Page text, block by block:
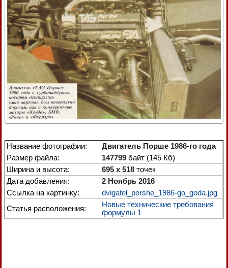
Название фотографии:
Двигатель Порше 1986-го года
Размер файла:
147799 байт (145 Кб)
Ширина и высота:
695 x 518 точек
Дата добавления:
2 Ноябрь 2016
Ссылка на картинку:
dvigatel_porshe_1986-go_goda.jpg
Статья расположения:
Новые технические требования
формулы 1